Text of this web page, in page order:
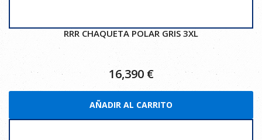
RRR CHAQUETA POLAR GRIS 3XL
16,390€
AÑADIR AL CARRITO